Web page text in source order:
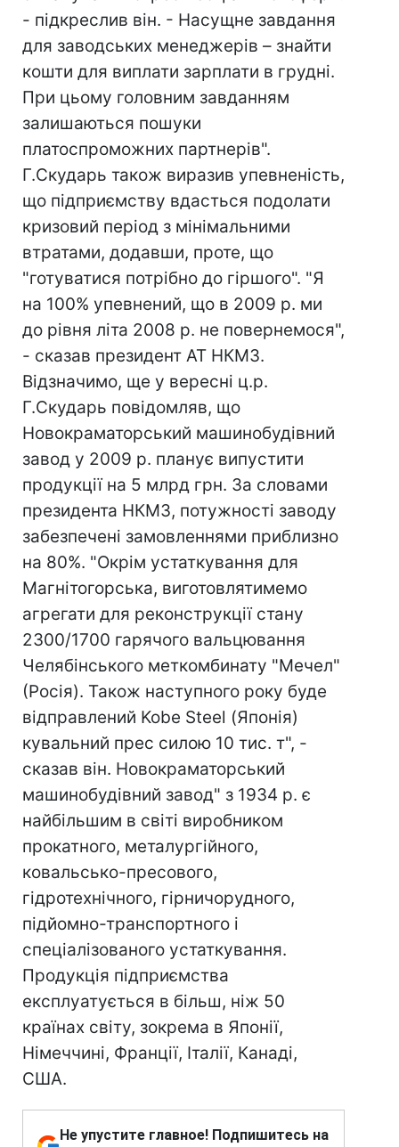
- підкреслив він. - Насущне завдання
для заводських менеджерів – знайти
кошти для виплати зарплати в грудні.
При цьому головним завданням
залишаються пошуки
платоспроможних партнерів".
Г.Скударь також виразив упевненість,
що підприємству вдасться подолати
кризовий період з мінімальними
втратами, додавши, проте, що
"готуватися потрібно до гіршого". "Я
на 100% упевнений, що в 2009 р. ми
до рівня літа 2008 р. не повернемося",
- сказав президент АТ НКМЗ.
Відзначимо, ще у вересні ц.р.
Г.Скударь повідомляв, що
Новокраматорський машинобудівний
завод у 2009 р. планує випустити
продукції на 5 млрд грн. За словами
президента НКМЗ, потужності заводу
забезпечені замовленнями приблизно
на 80%. "Окрім устаткування для
Магнітогорська, виготовлятимемо
агрегати для реконструкції стану
2300/1700 гарячого вальцювання
Челябінського меткомбинату "Мечел"
(Росія). Також наступного року буде
відправлений Kobe Steel (Японія)
кувальний прес силою 10 тис. т", -
сказав він. Новокраматорський
машинобудівний завод" з 1934 р. є
найбільшим в світі виробником
прокатного, металургійного,
ковальсько-пресового,
гідротехнічного, гірничорудного,
підйомно-транспортного і
спеціалізованого устаткування.
Продукція підприємства
експлуатується в більш, ніж 50
країнах світу, зокрема в Японії,
Німеччині, Франції, Італії, Канаді,
США.
Не упустите главное! Подпишитесь на